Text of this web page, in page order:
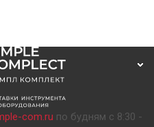
com.ru по будням с 8:30 -